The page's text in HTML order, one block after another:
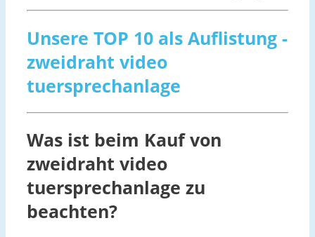
Unsere TOP 10 als Auflistung -
zweidraht video
tuersprechanlage
Was ist beim Kauf von
zweidraht video
tuersprechanlage zu
beachten?